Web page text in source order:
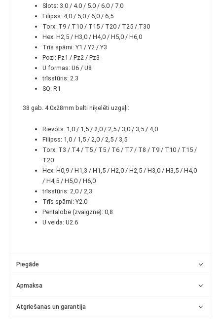
Slots: 3.0 / 4.0 / 5.0 / 6.0 / 7.0
Filipss: 4,0 / 5,0 / 6,0 / 6,5
Torx: T9 / T10 / T15 / T20 / T25 / T30
Hex: H2,5 / H3,0 / H4,0 / H5,0 / H6,0
Trīs spārni: Y1 / Y2 / Y3
Pozi: Pz1 / Pz2 / Pz3
U formas: U6 / U8
trīsstūris: 2.3
SQ: R1
38 gab. 4.0x28mm balti niķelēti uzgaļi:
Rievots: 1,0 / 1,5 / 2,0 / 2,5 / 3,0 / 3,5 / 4,0
Filipss: 1,0 / 1,5 / 2,0 / 2,5 / 3,5
Torx: T3 / T4 / T5 / T5 / T6 / T7 / T8 / T9 / T10 / T15 /
T20
Hex: H0,9 / H1,3 / H1,5 / H2,0 / H2,5 / H3,0 / H3,5 / H4,0
/ H4,5 / H5,0 / H6,0
trīsstūris: 2,0 / 2,3
Trīs spārni: Y2.0
Pentalobe (zvaigzne): 0,8
U veida: U2.6
Piegāde
Apmaksa
Atgriešanas un garantija